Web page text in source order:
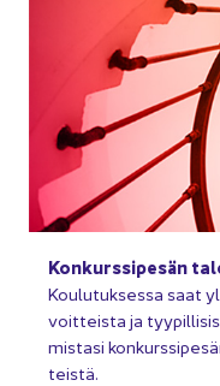
Kon­kurs­si­pe­sän
Kou­lu­tuk­ses­sa saat
voit­teis­ta ja
mis­ta­si
teis­tä.